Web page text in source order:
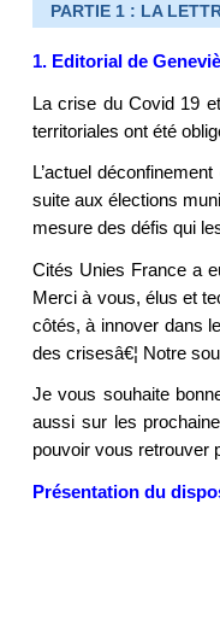
PARTIE 1 : LA
1. Editorial de
La crise du Covid 19
territoriales ont été
L’actuel
suite aux élections
mesure des défis qui
Cités Unies France a
Merci à vous, élus et
côtés, à innover dans
des crisesâ€¦ Notre
Je vous souhaite
aussi sur les
pouvoir vous retrouver
Présentation du